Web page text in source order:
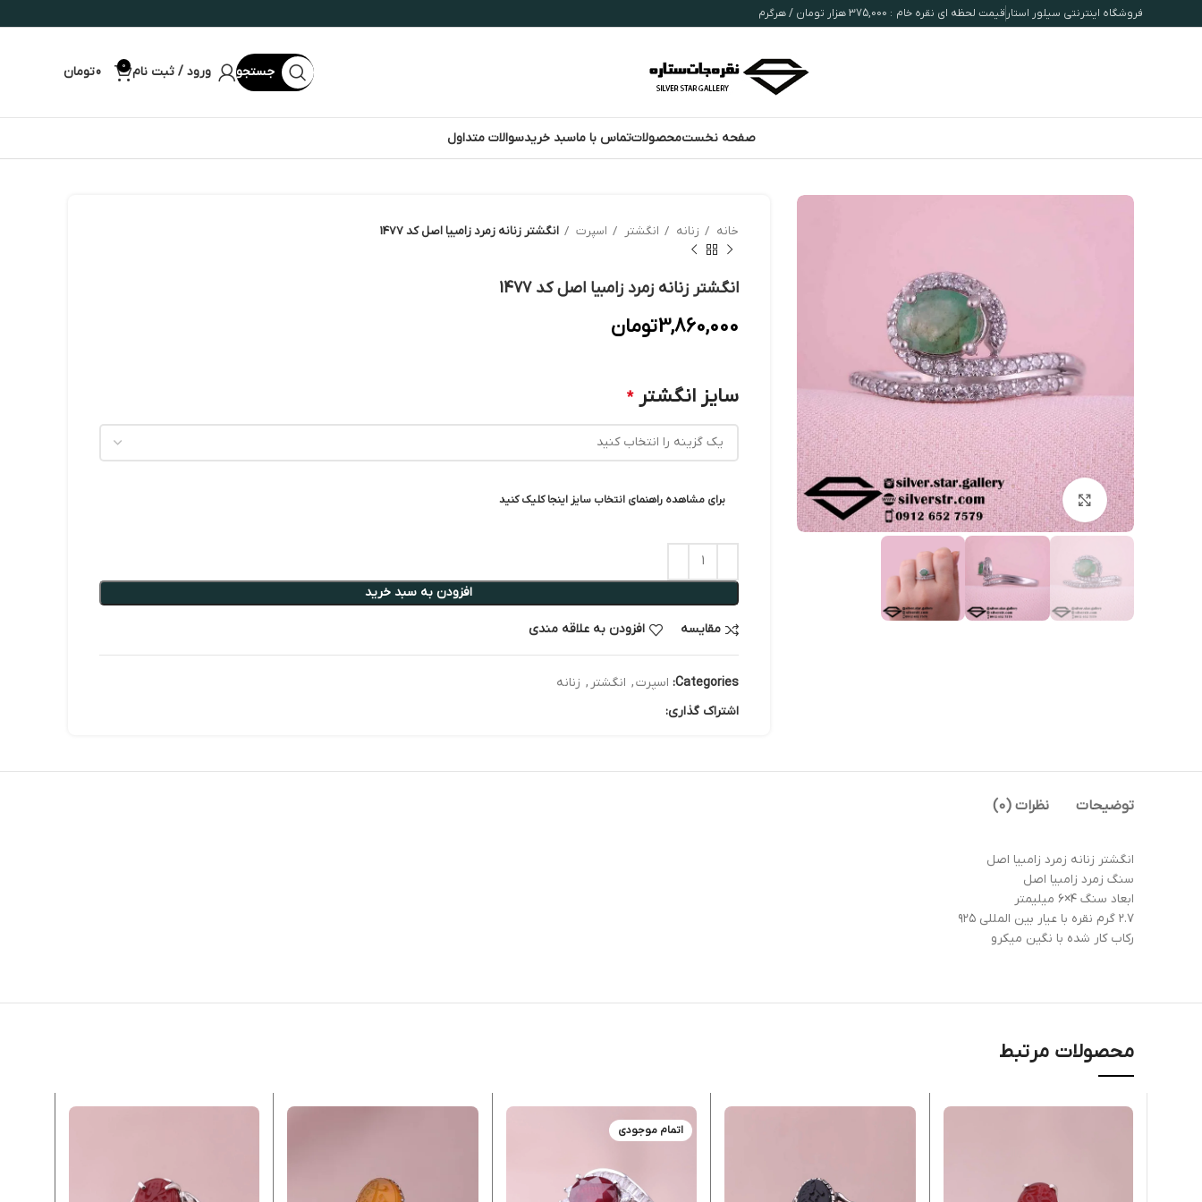
فروشگاه اینترنتی سیلور استار قیمت لحظه ای نقره خام : 375,000 هزار تومان / هرگرم
جستجو ورود / ثبت نام 0
0تومان
صفحه نخستمحصولاتتماس با ماسبد خریدسوالات متداول
بزرگنمایی تصویر
خانه زنانه انگشتر اسپرت انگشتر زنانه زمرد زامبیا اصل کد 1477
انگشتر زنانه زمرد زامبیا اصل کد 1477
3,860,000تومان
سایز انگشتر*
برای مشاهده راهنمای انتخاب سایز اینجا کلیک کنید
افزودن به سبد خرید
مقایسه افزودن به علاقه مندی
Categories: اسپرت, انگشتر , زنانه
اشتراک گذاری:
توضیحات نظرات (0)
انگشتر زنانه زمرد زامبیا اصل
سنگ زمرد زامبیا اصل
ابعاد سنگ ۴×۶ میلیمتر
۲.۷ گرم نقره با عیار بین المللی ۹۲۵
رکاب کار شده با نگین میکرو
محصولات مرتبط
اتمام موجودی